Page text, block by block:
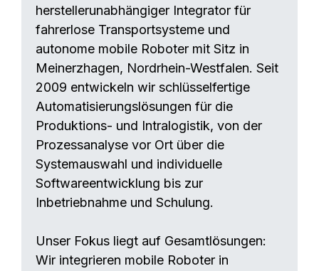
herstellerunabhängiger Integrator für
fahrerlose Transportsysteme und
autonome mobile Roboter mit Sitz in
Meinerzhagen, Nordrhein-Westfalen. Seit
2009 entwickeln wir schlüsselfertige
Automatisierungslösungen für die
Produktions- und Intralogistik, von der
Prozessanalyse vor Ort über die
Systemauswahl und individuelle
Softwareentwicklung bis zur
Inbetriebnahme und Schulung.
Unser Fokus liegt auf Gesamtlösungen:
Wir integrieren mobile Roboter in